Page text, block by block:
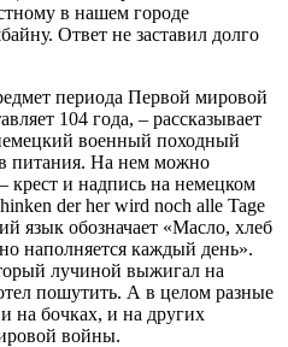
в нашем городе
Ответ не заставил долго
периода Первой мировой
104 года, – рассказывает
военный походный
питания. На нем можно
крест и надпись на немецком
der her wird noch alle Tage
язык обозначает «Масло, хлеб
наполняется каждый день».
лучиной выжигал на
пошутить. А в целом разные
на бочках, и на других
войны.